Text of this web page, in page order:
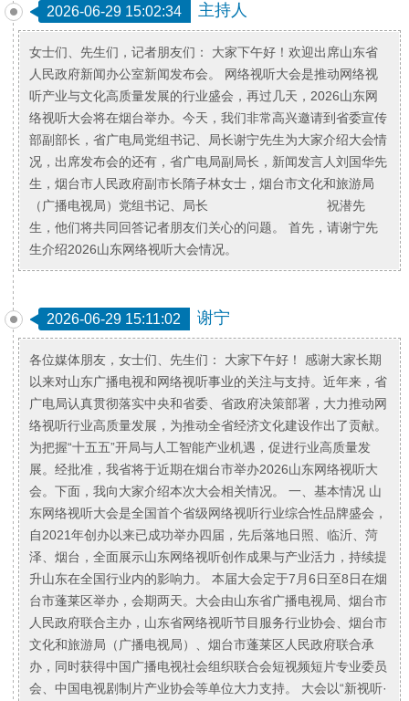
2026-06-29 15:02:34 主持人
女士们、先生们，记者朋友们： 大家下午好！欢迎出席山东省
人民政府新闻办公室新闻发布会。 网络视听大会是推动网络视
听产业与文化高质量发展的行业盛会，再过几天，2026山东网
络视听大会将在烟台举办。今天，我们非常高兴邀请到省委宣传
部副部长，省广电局党组书记、局长谢宁先生为大家介绍大会情
况，出席发布会的还有，省广电局副局长，新闻发言人刘国华先
生，烟台市人民政府副市长隋子林女士，烟台市文化和旅游局
（广播电视局）党组书记、局长 祝潜先
生，他们将共同回答记者朋友们关心的问题。 首先，请谢宁先
生介绍2026山东网络视听大会情况。
2026-06-29 15:11:02 谢宁
各位媒体朋友，女士们、先生们： 大家下午好！ 感谢大家长期
以来对山东广播电视和网络视听事业的关注与支持。近年来，省
广电局认真贯彻落实中央和省委、省政府决策部署，大力推动网
络视听行业高质量发展，为推动全省经济文化建设作出了贡献。
为把握“十五五”开局与人工智能产业机遇，促进行业高质量发
展。经批准，我省将于近期在烟台市举办2026山东网络视听大
会。下面，我向大家介绍本次大会相关情况。 一、基本情况 山
东网络视听大会是全国首个省级网络视听行业综合性品牌盛会，
自2021年创办以来已成功举办四届，先后落地日照、临沂、菏
泽、烟台，全面展示山东网络视听创作成果与产业活力，持续提
升山东在全国行业内的影响力。 本届大会定于7月6日至8日在烟
台市蓬莱区举办，会期两天。大会由山东省广播电视局、烟台市
人民政府联合主办，山东省网络视听节目服务行业协会、烟台市
文化和旅游局（广播电视局）、烟台市蓬莱区人民政府联合承
办，同时获得中国广播电视社会组织联合会短视频短片专业委员
会、中国电视剧制片产业协会等单位大力支持。 大会以“新视听·